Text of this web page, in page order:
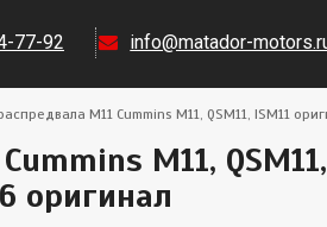
77-92 info@matador-
M11 Cummins M11, QSM11, ISM11
M11,
оригинал